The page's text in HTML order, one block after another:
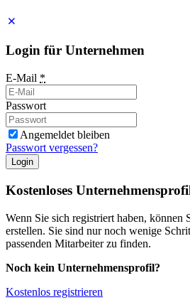
Login für Unternehmen
E-Mail *
Passwort
Angemeldet bleiben
Passwort vergessen?
Login
Kostenloses
Wenn Sie sich registriert haben, können
erstellen. Sie sind nur noch wenige
passenden Mitarbeiter zu finden.
Noch kein Unternehmensprofil?
Kostenlos registrieren